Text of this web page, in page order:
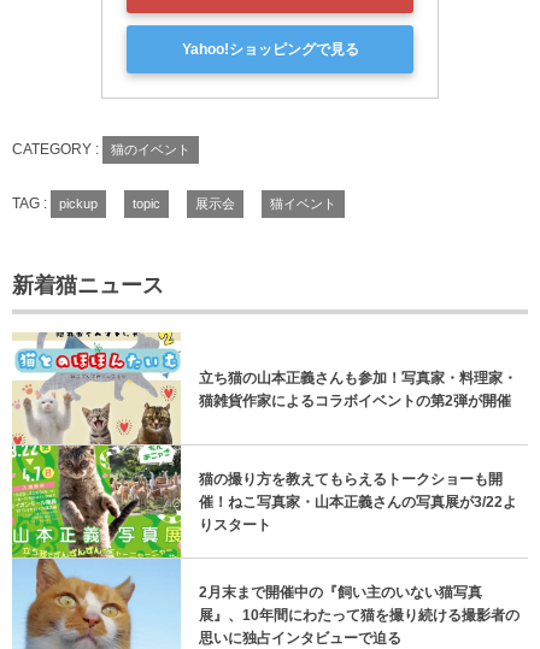
Yahoo!ショッピングで見る
CATEGORY : 猫のイベント
TAG : pickup topic 展示会 猫イベント
新着猫ニュース
立ち猫の山本正義さんも参加！写真家・料理家・
猫雑貨作家によるコラボイベントの第2弾が開催
猫の撮り方を教えてもらえるトークショーも開
催！ねこ写真家・山本正義さんの写真展が3/22よ
りスタート
2月末まで開催中の『飼い主のいない猫写真
展』、10年間にわたって猫を撮り続ける撮影者の
思いに独占インタビューで迫る